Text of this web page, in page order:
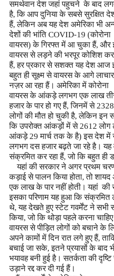
समर्थवान देश जहां पहुचने के बाद
है,कि आप दुनिया के सबसे सुरक्षित
हैं,लेकिन अब यह देश अमेरिका भी
देशों की भांतिCOVID-19 (कोरोना
वायरस) के गिरफ्त में आ चुका हैं,और
वायरस से लड़ने की भरपूर कोशिश कर
हैं,हर प्रकार से सशक्त यह देश आज
बहुत ही सूक्ष्म से वायरस के आगे लाचार
नज़र आ रहा हैं। अमेरिका में कोरोना
वायरस के आंकड़े लगभग एक लाख
हजार के पार हो गए हैं,जिनमें से 2328
लोगों की मौत हो चुकी है,लेकिन इन
कि उपरोक्त आंकड़ों में से 2612 लोग
आंकड़े 29 मार्च तक के है) इस देश में
लगभग दस हजार बढ़ते जा रहे है। यह
संक्रमित कर रहा हैं,जो कि बहुत ही
यहां की सरकार ने अगर प्रथम
कड़ाई से पालन किया होता,तो
एक लाख के पार नहीं होती। यहां
इसका परिणाम यह हुआ कि
थे,यह देखते हुए स्टेट गवर्मेंट ने सभी
किया,जो कि थोड़ा पहले करना
वायरस से पीड़ित लोगों को बचाने के
अपने कामों में दिन रात लगे हुए हैं,
बचाई जा सके,इतने प्रयासों के बाद
भयावह बनी हुई है। सतर्कता की
उड़ाने रद्द कर दी गई हैं।